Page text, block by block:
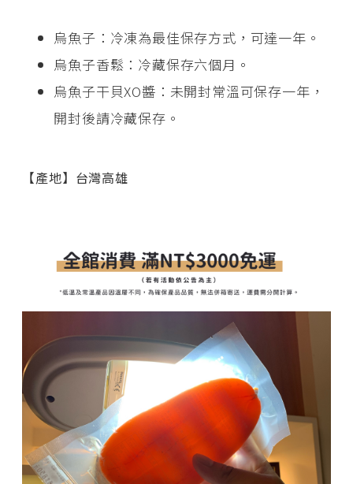
烏魚子：冷凍為最佳保存方式，可達一年。
烏魚子香鬆：冷藏保存六個月。
烏魚子干貝XO醬：未開封常溫可保存一年，
開封後請冷藏保存。
【產地】台灣高雄